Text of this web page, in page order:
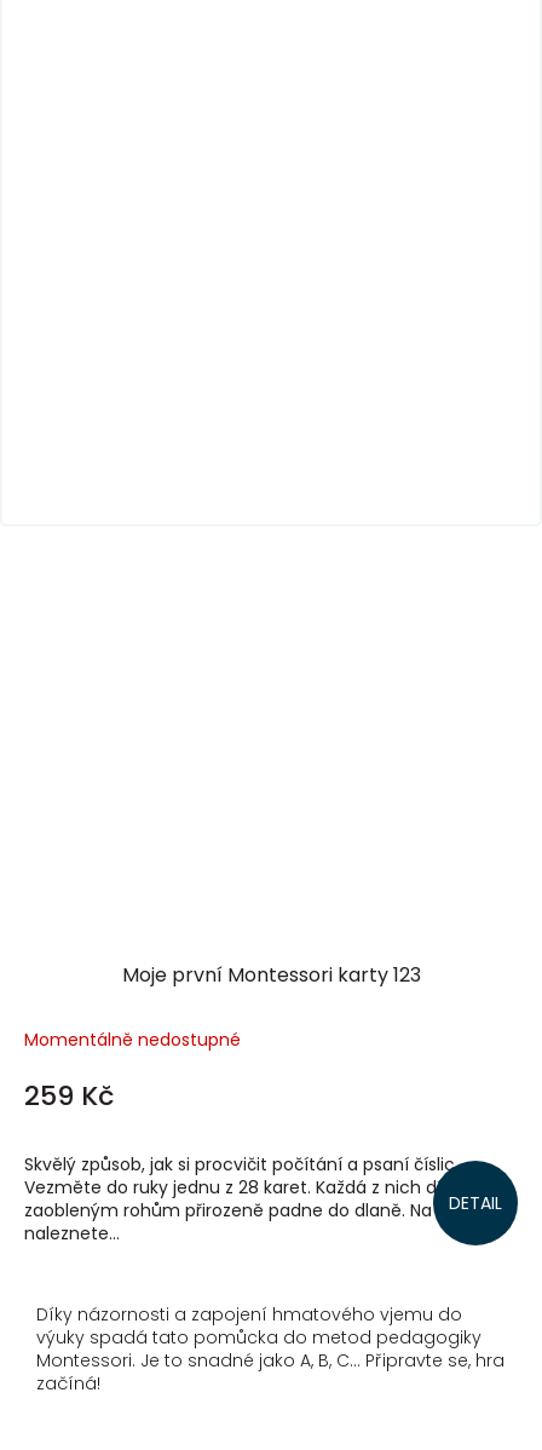
Moje první Montessori karty 123
Momentálně nedostupné
259 Kč
DETAIL
Skvělý způsob, jak si procvičit počítání a psaní číslic.
Vezměte do ruky jednu z 28 karet. Každá z nich díky
zaobleným rohům přirozeně padne do dlaně. Na kartách
naleznete...
Díky názornosti a zapojení hmatového vjemu do
výuky spadá tato pomůcka do metod pedagogiky
Montessori. Je to snadné jako A, B, C… Připravte se, hra
začíná!